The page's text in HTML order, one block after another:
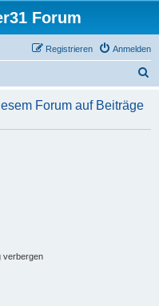
Forum
Anmelden
Registrieren
h
Forum auf Beiträge
verbergen